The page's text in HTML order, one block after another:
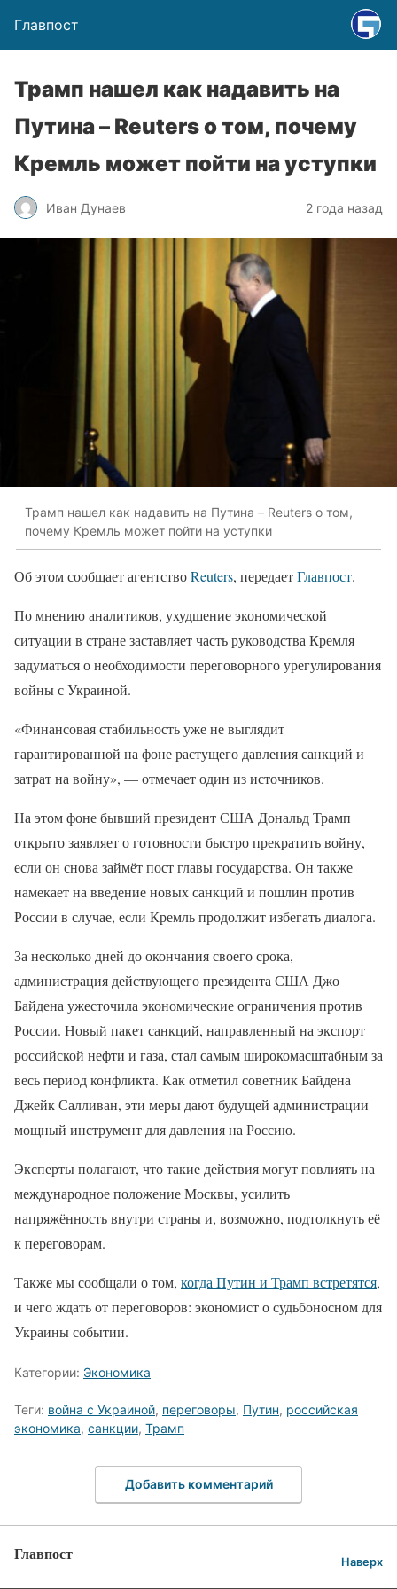
Главпост
Трамп нашел как надавить на
Путина – Reuters о том, почему
Кремль может пойти на уступки
Иван Дунаев 2 года назад
Трамп нашел как надавить на Путина – Reuters о том,
почему Кремль может пойти на уступки
Об этом сообщает агентствоReuters, передаетГлавпост.
По мнению аналитиков, ухудшение экономической
ситуации в стране заставляет часть руководства Кремля
задуматься о необходимости переговорного урегулирования
войны с Украиной.
«Финансовая стабильность уже не выглядит
гарантированной на фоне растущего давления санкций и
затрат на войну», — отмечает один из источников.
На этом фоне бывший президент США Дональд Трамп
открыто заявляет о готовности быстро прекратить войну,
если он снова займёт пост главы государства. Он также
намекает на введение новых санкций и пошлин против
России в случае, если Кремль продолжит избегать диалога.
За несколько дней до окончания своего срока,
администрация действующего президента США Джо
Байдена ужесточила экономические ограничения против
России. Новый пакет санкций, направленный на экспорт
российской нефти и газа, стал самым широкомасштабным за
весь период конфликта. Как отметил советник Байдена
Джейк Салливан, эти меры дают будущей администрации
мощный инструмент для давления на Россию.
Эксперты полагают, что такие действия могут повлиять на
международное положение Москвы, усилить
напряжённость внутри страны и, возможно, подтолкнуть её
к переговорам.
Также мы сообщали о том, когда Путин и Трамп встретятся,
и чего ждать от переговоров: экономист о судьбоносном для
Украины событии.
Категории: Экономика
Теги: война с Украиной, переговоры, Путин, российская
экономика, санкции, Трамп
Добавить комментарий
Главпост Наверх